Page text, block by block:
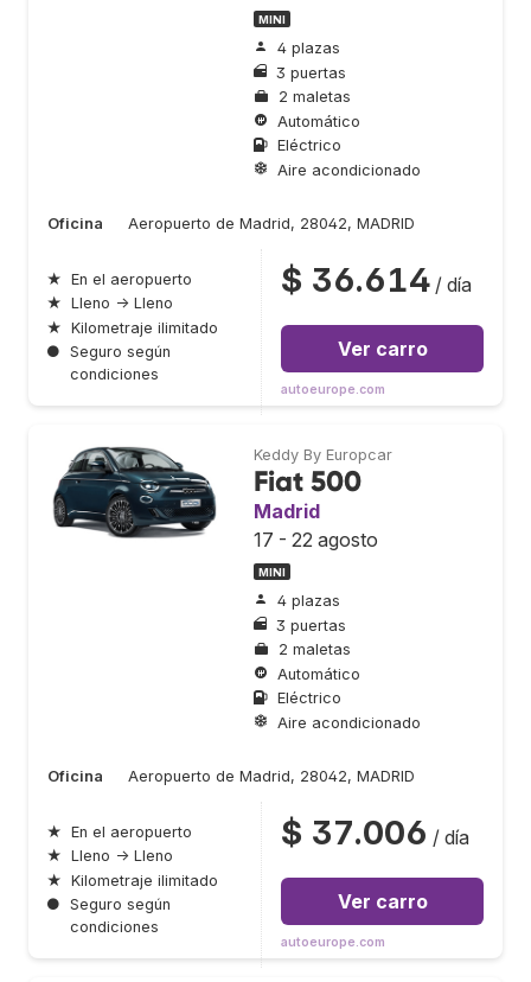
MINI
4 plazas
3 puertas
2 maletas
Automático
Eléctrico
Aire acondicionado
Oficina Aeropuerto de Madrid, 28042, MADRID
★ En el aeropuerto
★ Lleno → Lleno
★ Kilometraje ilimitado
● Seguro según
condiciones
$ 36.614 / día
Ver carro
autoeurope.com
Keddy By Europcar
Fiat 500
Madrid
17 - 22 agosto
MINI
4 plazas
3 puertas
2 maletas
Automático
Eléctrico
Aire acondicionado
Oficina Aeropuerto de Madrid, 28042, MADRID
★ En el aeropuerto
★ Lleno → Lleno
★ Kilometraje ilimitado
● Seguro según
condiciones
$ 37.006 / día
Ver carro
autoeurope.com